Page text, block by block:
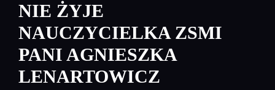
NIE ŻYJE
NAUCZYCIELKA ZSMI
PANI AGNIESZKA
LENARTOWICZ